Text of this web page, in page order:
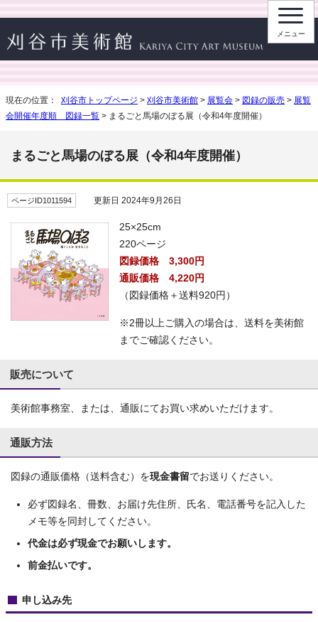
メニュー
現在の位置： 刈谷市トップページ > 刈谷市美術館 > 展覧会 > 図録の販売 > 展覧
会開催年度順 図録一覧 > まるごと馬場のぼる展（令和4年度開催）
まるごと馬場のぼる展（令和4年度開催）
ページID1011594 更新日 2024年9月26日
25×25cm
220ページ
図録価格 3,300円
通販価格 4,220円
（図録価格＋送料920円）
※2冊以上ご購入の場合は、送料を美術館
までご確認ください。
販売について
美術館事務室、または、通販にてお買い求めいただけます。
通販方法
図録の通販価格（送料含む）を現金書留でお送りください。
必ず図録名、冊数、お届け先住所、氏名、電話番号を記入した
メモ等を同封してください。
代金は必ず現金でお願いします。
前金払いです。
申し込み先